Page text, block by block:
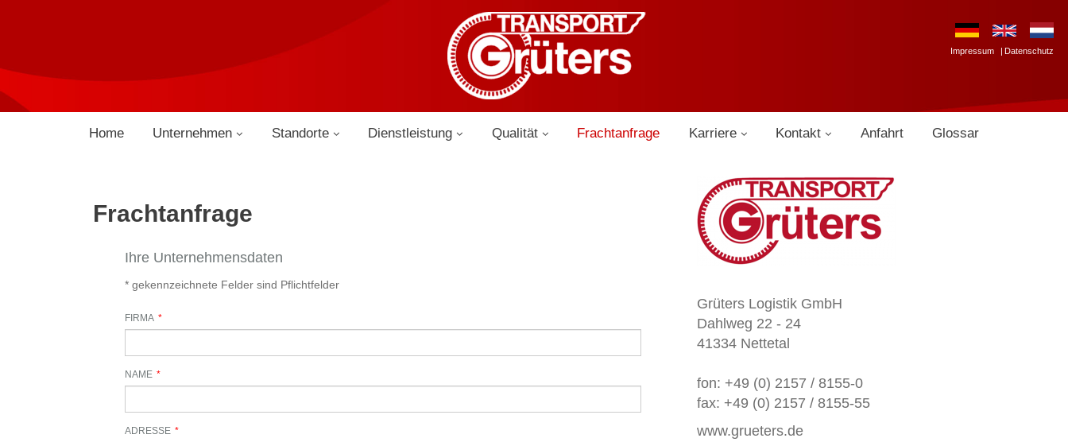
Impressum Datenschutz
Home Unternehmen Standorte Dienstleistung Qualität Frachtanfrage Karriere Kontakt Anfahrt Glossar
Frachtanfrage
Ihre Unternehmensdaten
* gekennzeichnete Felder sind Pflichtfelder
FIRMA *
NAME *
ADRESSE *
Grüters Logistik GmbH
Dahlweg 22 - 24
41334 Nettetal
fon: +49 (0) 2157 / 8155-0
fax: +49 (0) 2157 / 8155-55
www.grueters.de